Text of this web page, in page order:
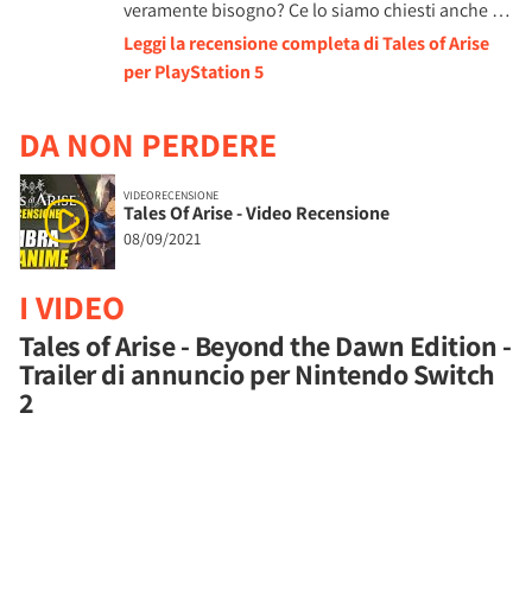
veramente bisogno? Ce lo siamo chiesti anche …
Leggi la recensione completa di Tales of Arise
per PlayStation 5
DA NON PERDERE
VIDEORECENSIONE
Tales Of Arise - Video Recensione
08/09/2021
I VIDEO
Tales of Arise - Beyond the Dawn Edition -
Trailer di annuncio per Nintendo Switch
2